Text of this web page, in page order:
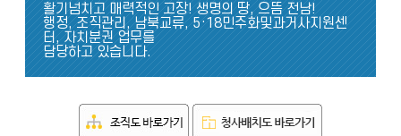
활기넘치고 매력적인 고장! 생명의 땅, 으뜸 전남!
행정, 조직관리, 남북교류, 5·18민주화및과거사지원센
터, 자치분권 업무를
담당하고 있습니다.